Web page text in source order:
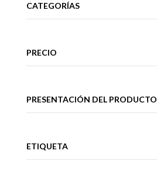
CATEGORÍAS
PRECIO
PRESENTACIÓN DEL PRODUCTO
ETIQUETA